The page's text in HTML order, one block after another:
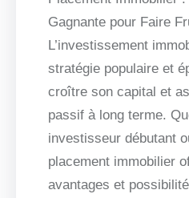
Gagnante pour Faire
L’investissement
stratégie populaire et
croître son capital et
passif à long terme.
investisseur débutant
placement immobilier
avantages et